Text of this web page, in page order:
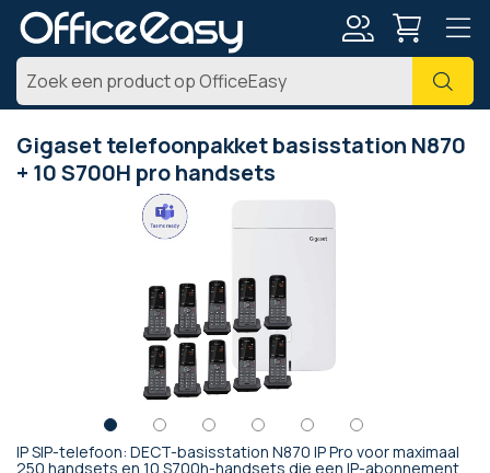
Zoek
Gigaset telefoonpakket basisstation N870
+ 10 S700H pro handsets
IP SIP-telefoon: DECT-basisstation N870 IP Pro voor maximaal
250 handsets en 10 S700h-handsets die een IP-abonnement
Ga